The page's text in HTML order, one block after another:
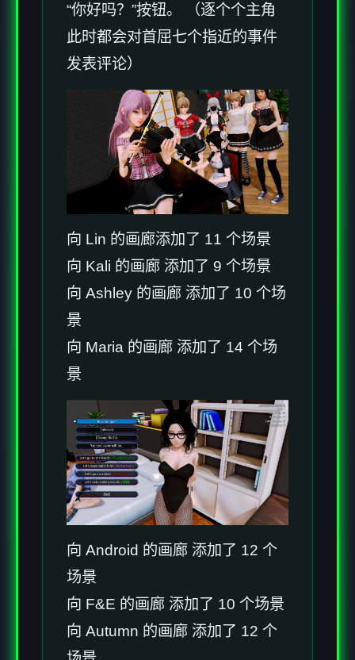
“你好吗？”按钮。 （逐个个主角
此时都会对首屈七个指近的事件
发表评论）
向 Lin 的画廊添加了 11 个场景
向 Kali 的画廊 添加了 9 个场景
向 Ashley 的画廊 添加了 10 个场
景
向 Maria 的画廊 添加了 14 个场
景
向 Android 的画廊 添加了 12 个
场景
向 F&E 的画廊 添加了 10 个场景
向 Autumn 的画廊 添加了 12 个